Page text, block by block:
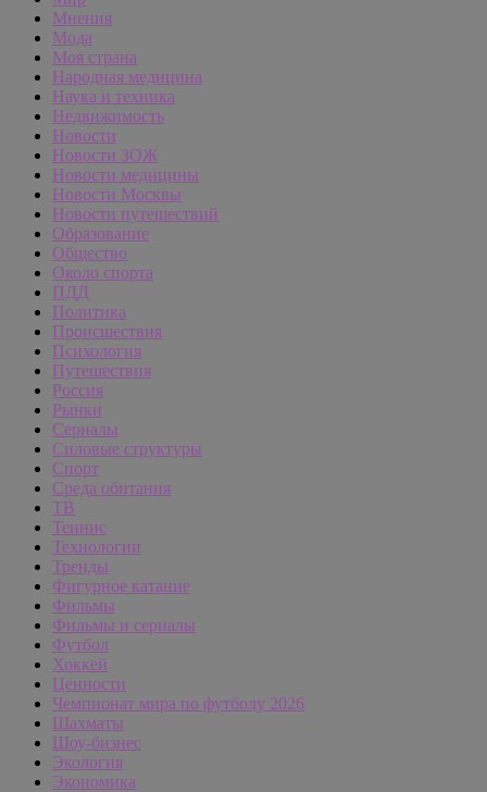
Мнения
Мода
Моя страна
Народная медицина
Наука и техника
Недвижимость
Новости
Новости ЗОЖ
Новости медицины
Новости Москвы
Новости путешествий
Образование
Общество
Около спорта
ПДД
Политика
Происшествия
Психология
Путешествия
Россия
Рынки
Сериалы
Силовые структуры
Спорт
Среда обитания
ТВ
Теннис
Технологии
Тренды
Фигурное катание
Фильмы
Фильмы и сериалы
Футбол
Хоккей
Ценности
Чемпионат мира по футболу 2026
Шахматы
Шоу-бизнес
Экология
Экономика